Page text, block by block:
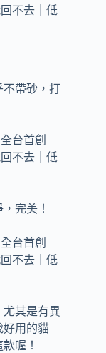
不帶砂，打
完美！
尤其是有異
好用的貓
喔！